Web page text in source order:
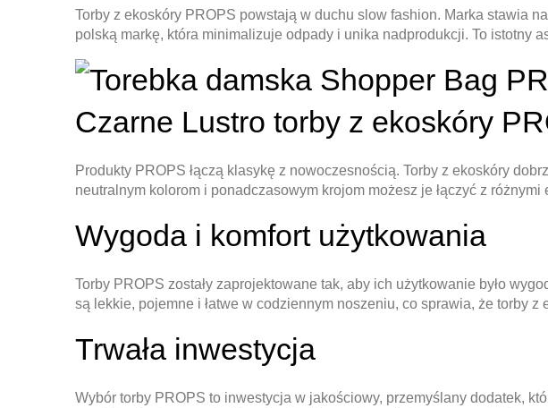
Torby z ekoskóry PROPS powstają w duchu slow fashion. Marka stawia
polską markę, która minimalizuje odpady i unika nadprodukcji. To istotny
Produkty PROPS łączą klasykę z nowoczesnością. Torby z ekoskóry
neutralnym kolorom i ponadczasowym krojom możesz je łączyć z
Wygoda i komfort użytkowania
Torby PROPS zostały zaprojektowane tak, aby ich użytkowanie było
są lekkie, pojemne i łatwe w codziennym noszeniu, co sprawia, że torby
Trwała inwestycja
Wybór torby PROPS to inwestycja w jakościowy, przemyślany dodatek,